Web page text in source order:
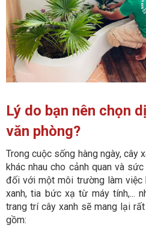
Lý do bạn nên chọn
văn phòng?
Trong cuộc sống hàng ngày, cây
khác nhau cho cảnh quan và
đối với một môi trường làm việc
xanh, tia bức xạ từ máy tính,...
trang trí cây xanh sẽ mang lại
gồm: